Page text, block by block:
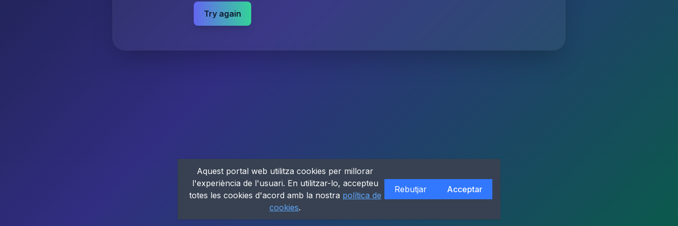
Try again
Aquest portal web utilitza cookies per millorar
l'experiència de l'usuari. En utilitzar-lo, accepteu
totes les cookies d'acord amb la nostra política de
cookies.
Rebutjar Acceptar